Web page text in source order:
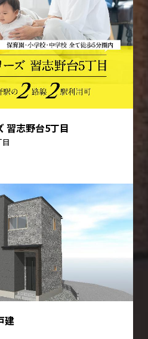
習志野台5丁目
建